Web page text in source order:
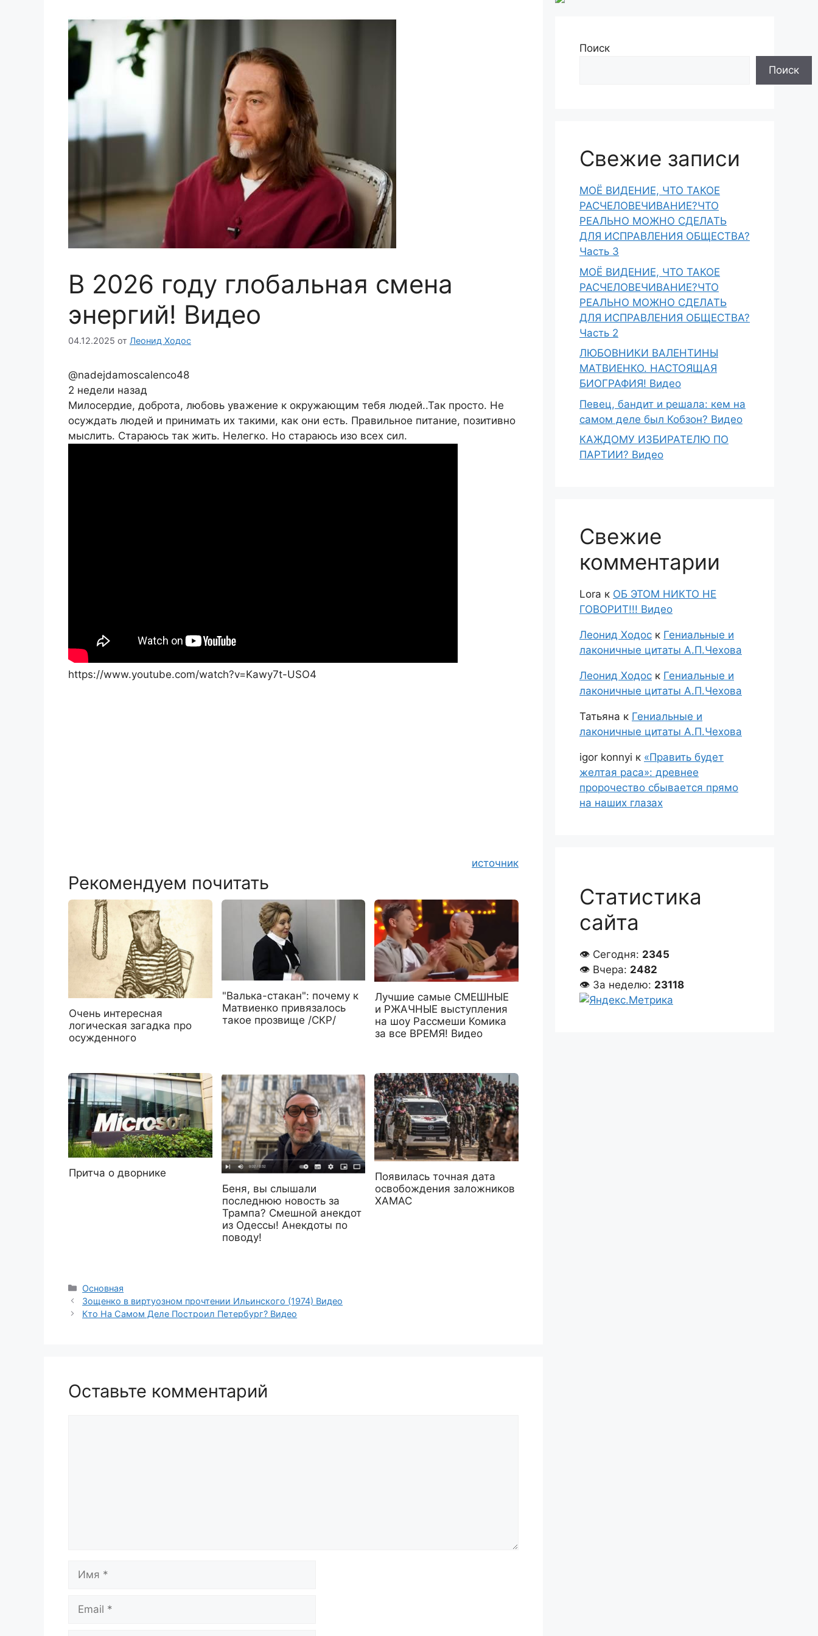
В 2026 году глобальная смена
энергий! Видео
04.12.2025 от Леонид Ходос
@nadejdamoscalenco48
2 недели назад
Милосердие, доброта, любовь уважение к окружающим тебя людей..Так просто. Не
осуждать людей и принимать их такими, как они есть. Правильное питание, позитивно
мыслить. Стараюсь так жить. Нелегко. Но стараюсь изо всех сил.
https://www.youtube.com/watch?v=Kawy7t-USO4
источник
Рекомендуем почитать
Очень интересная
логическая загадка про
осужденного
"Валька-стакан": почему к
Матвиенко привязалось
такое прозвище /СКР/
Лучшие самые СМЕШНЫЕ
и РЖАЧНЫЕ выступления
на шоу Рассмеши Комика
за все ВРЕМЯ! Видео
Притча о дворнике
Беня, вы слышали
последнюю новость за
Трампа? Смешной анекдот
из Одессы! Анекдоты по
поводу!
Появилась точная дата
освобождения заложников
ХАМАС
Рубрики
Основная
Зощенко в виртуозном прочтении Ильинского (1974) Видео
Кто На Самом Деле Построил Петербург? Видео
Оставьте комментарий
Поиск
Поиск
Свежие записи
МОЁ ВИДЕНИЕ, ЧТО ТАКОЕ
РАСЧЕЛОВЕЧИВАНИЕ?ЧТО
РЕАЛЬНО МОЖНО СДЕЛАТЬ
ДЛЯ ИСПРАВЛЕНИЯ ОБЩЕСТВА?
Часть 3
МОЁ ВИДЕНИЕ, ЧТО ТАКОЕ
РАСЧЕЛОВЕЧИВАНИЕ?ЧТО
РЕАЛЬНО МОЖНО СДЕЛАТЬ
ДЛЯ ИСПРАВЛЕНИЯ ОБЩЕСТВА?
Часть 2
ЛЮБОВНИКИ ВАЛЕНТИНЫ
МАТВИЕНКО. НАСТОЯЩАЯ
БИОГРАФИЯ! Видео
Певец, бандит и решала: кем на
самом деле был Кобзон? Видео
КАЖДОМУ ИЗБИРАТЕЛЮ ПО
ПАРТИИ? Видео
Свежие
комментарии
Lora к ОБ ЭТОМ НИКТО НЕ
ГОВОРИТ!!! Видео
Леонид Ходос к Гениальные и
лаконичные цитаты А.П.Чехова
Леонид Ходос к Гениальные и
лаконичные цитаты А.П.Чехова
Татьяна к Гениальные и
лаконичные цитаты А.П.Чехова
igor konnyi к «Править будет
желтая раса»: древнее
пророчество сбывается прямо
на наших глазах
Статистика
сайта
👁 Сегодня: 2345
👁 Вчера: 2482
👁 За неделю: 23118